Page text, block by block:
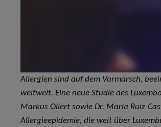
Allergien sind auf dem Vormarsch,
weltweit. Eine neue Studie des
Markus Ollert sowie Dr. Maria Ruiz-
Allergieepidemie, die weit über